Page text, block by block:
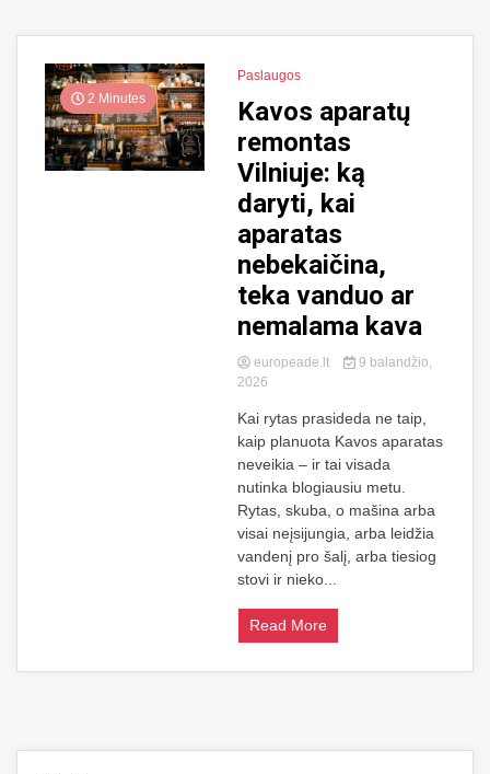
2 Minutes
Paslaugos
Kavos aparatų
remontas
Vilniuje: ką
daryti, kai
aparatas
nebekaičina,
teka vanduo ar
nemalama kava
europeade.lt
9 balandžio,
2026
Kai rytas prasideda ne taip,
kaip planuota Kavos aparatas
neveikia – ir tai visada
nutinka blogiausiu metu.
Rytas, skuba, o mašina arba
visai neįsijungia, arba leidžia
vandenį pro šalį, arba tiesiog
stovi ir nieko...
Read More